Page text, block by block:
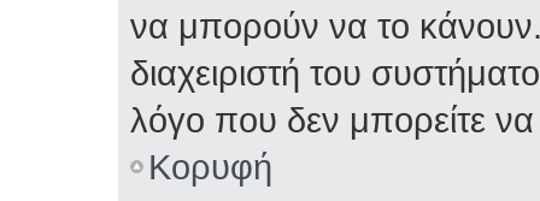
να μπορούν να το
διαχειριστή του
λόγο που δεν μπορείτε
Κορυφή